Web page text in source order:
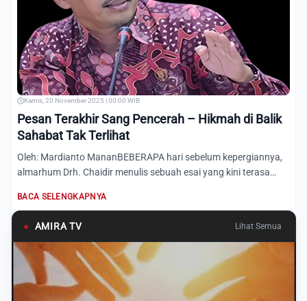
Kamis, 20 November 2025 | 00:00 WIB
Pesan Terakhir Sang Pencerah – Hikmah di Balik
Sahabat Tak Terlihat
Oleh: Mardianto MananBEBERAPA hari sebelum kepergiannya,
almarhum Drh. Chaidir menulis sebuah esai yang kini terasa
BACA SELENGKAPNYA
● AMIRA TV Lihat Semua